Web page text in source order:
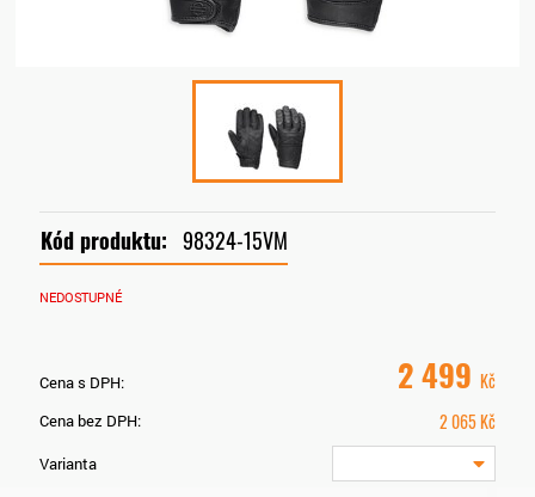
Kód produktu: 98324-15VM
NEDOSTUPNÉ
Cena s DPH: 2 499 Kč
Cena bez DPH: 2 065Kč
Varianta